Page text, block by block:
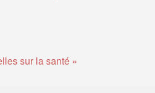
sur la santé »